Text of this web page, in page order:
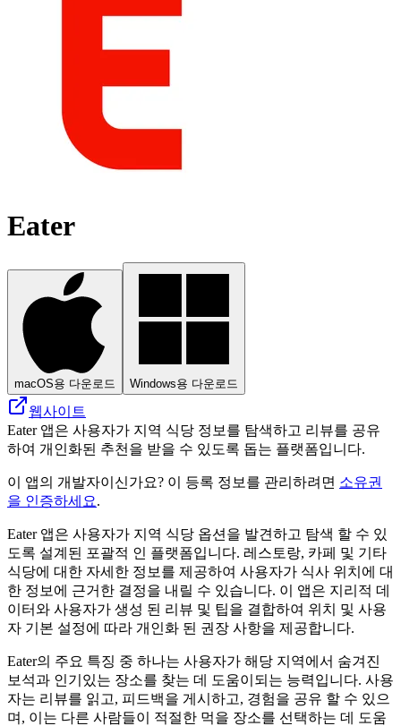
Eater
macOS용 다운로드 Windows용 다운로드
웹사이트
Eater 앱은 사용자가 지역 식당 정보를 탐색하고 리뷰를 공유
하여 개인화된 추천을 받을 수 있도록 돕는 플랫폼입니다.
이 앱의 개발자이신가요? 이 등록 정보를 관리하려면 소유권
을 인증하세요.
Eater 앱은 사용자가 지역 식당 옵션을 발견하고 탐색 할 수 있
도록 설계된 포괄적 인 플랫폼입니다. 레스토랑, 카페 및 기타
식당에 대한 자세한 정보를 제공하여 사용자가 식사 위치에 대
한 정보에 근거한 결정을 내릴 수 있습니다. 이 앱은 지리적 데
이터와 사용자가 생성 된 리뷰 및 팁을 결합하여 위치 및 사용
자 기본 설정에 따라 개인화 된 권장 사항을 제공합니다.
Eater의 주요 특징 중 하나는 사용자가 해당 지역에서 숨겨진
보석과 인기있는 장소를 찾는 데 도움이되는 능력입니다. 사용
자는 리뷰를 읽고, 피드백을 게시하고, 경험을 공유 할 수 있으
며, 이는 다른 사람들이 적절한 먹을 장소를 선택하는 데 도움